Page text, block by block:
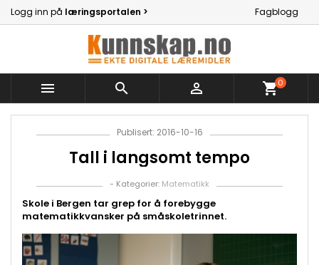
Logg inn på læringsportalen > Fagblogg
   shopping_cart0
Publisert: 2016-10-16
Tall i langsomt tempo
- Kategorier: Matematikk
Skole i Bergen tar grep for å forebygge
matematikkvansker på småskoletrinnet.